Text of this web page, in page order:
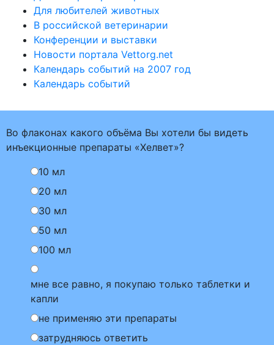
Для любителей животных
В российской ветеринарии
Конференции и выставки
Новости портала Vettorg.net
Календарь событий на 2007 год
Календарь событий
Во флаконах какого объёма Вы хотели бы видеть
инъекционные препараты «Хелвет»?
10 мл
20 мл
30 мл
50 мл
100 мл
мне все равно, я покупаю только таблетки и
капли
не применяю эти препараты
затрудняюсь ответить